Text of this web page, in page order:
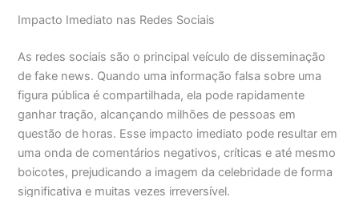
Impacto Imediato nas Redes Sociais
As redes sociais são o principal veículo de disseminação
de fake news. Quando uma informação falsa sobre uma
figura pública é compartilhada, ela pode rapidamente
ganhar tração, alcançando milhões de pessoas em
questão de horas. Esse impacto imediato pode resultar em
uma onda de comentários negativos, críticas e até mesmo
boicotes, prejudicando a imagem da celebridade de forma
significativa e muitas vezes irreversível.